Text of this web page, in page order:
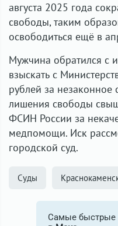
августа 2025 года
свободы, таким
освободиться ещё в
Мужчина обратился с
взыскать с
рублей за незаконное
лишения свободы
ФСИН России за
медпомощи. Иск
городской суд.
Суды
Самые быстрые